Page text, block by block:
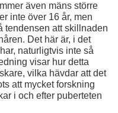
även mäns större
inte över 16 år, men
tendensen att skillnaden
Det här är, i det
naturligtvis inte så
visar hur detta
vilka hävdar att det
att mycket forskning
i och efter puberteten